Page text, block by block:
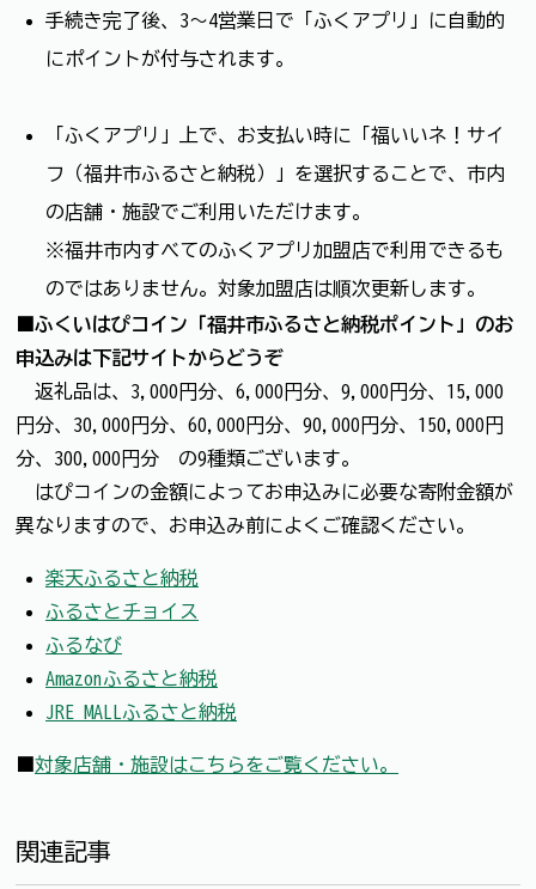
手続き完了後、3～4営業日で「ふくアプリ」に自動的
にポイントが付与されます。
「ふくアプリ」上で、お支払い時に「福いいネ！サイ
フ（福井市ふるさと納税）」を選択することで、市内
の店舗・施設でご利用いただけます。
※福井市内すべてのふくアプリ加盟店で利用できるも
のではありません。対象加盟店は順次更新します。
■ふくいはぴコイン「福井市ふるさと納税ポイント」のお
申込みは下記サイトからどうぞ
返礼品は、3,000円分、6,000円分、9,000円分、15,000
円分、30,000円分、60,000円分、90,000円分、150,000円
分、300,000円分 の9種類ございます。
はぴコインの金額によってお申込みに必要な寄附金額が
異なりますので、お申込み前によくご確認ください。
楽天ふるさと納税
ふるさとチョイス
ふるなび
Amazonふるさと納税
JRE MALLふるさと納税
■対象店舗・施設はこちらをご覧ください。
関連記事